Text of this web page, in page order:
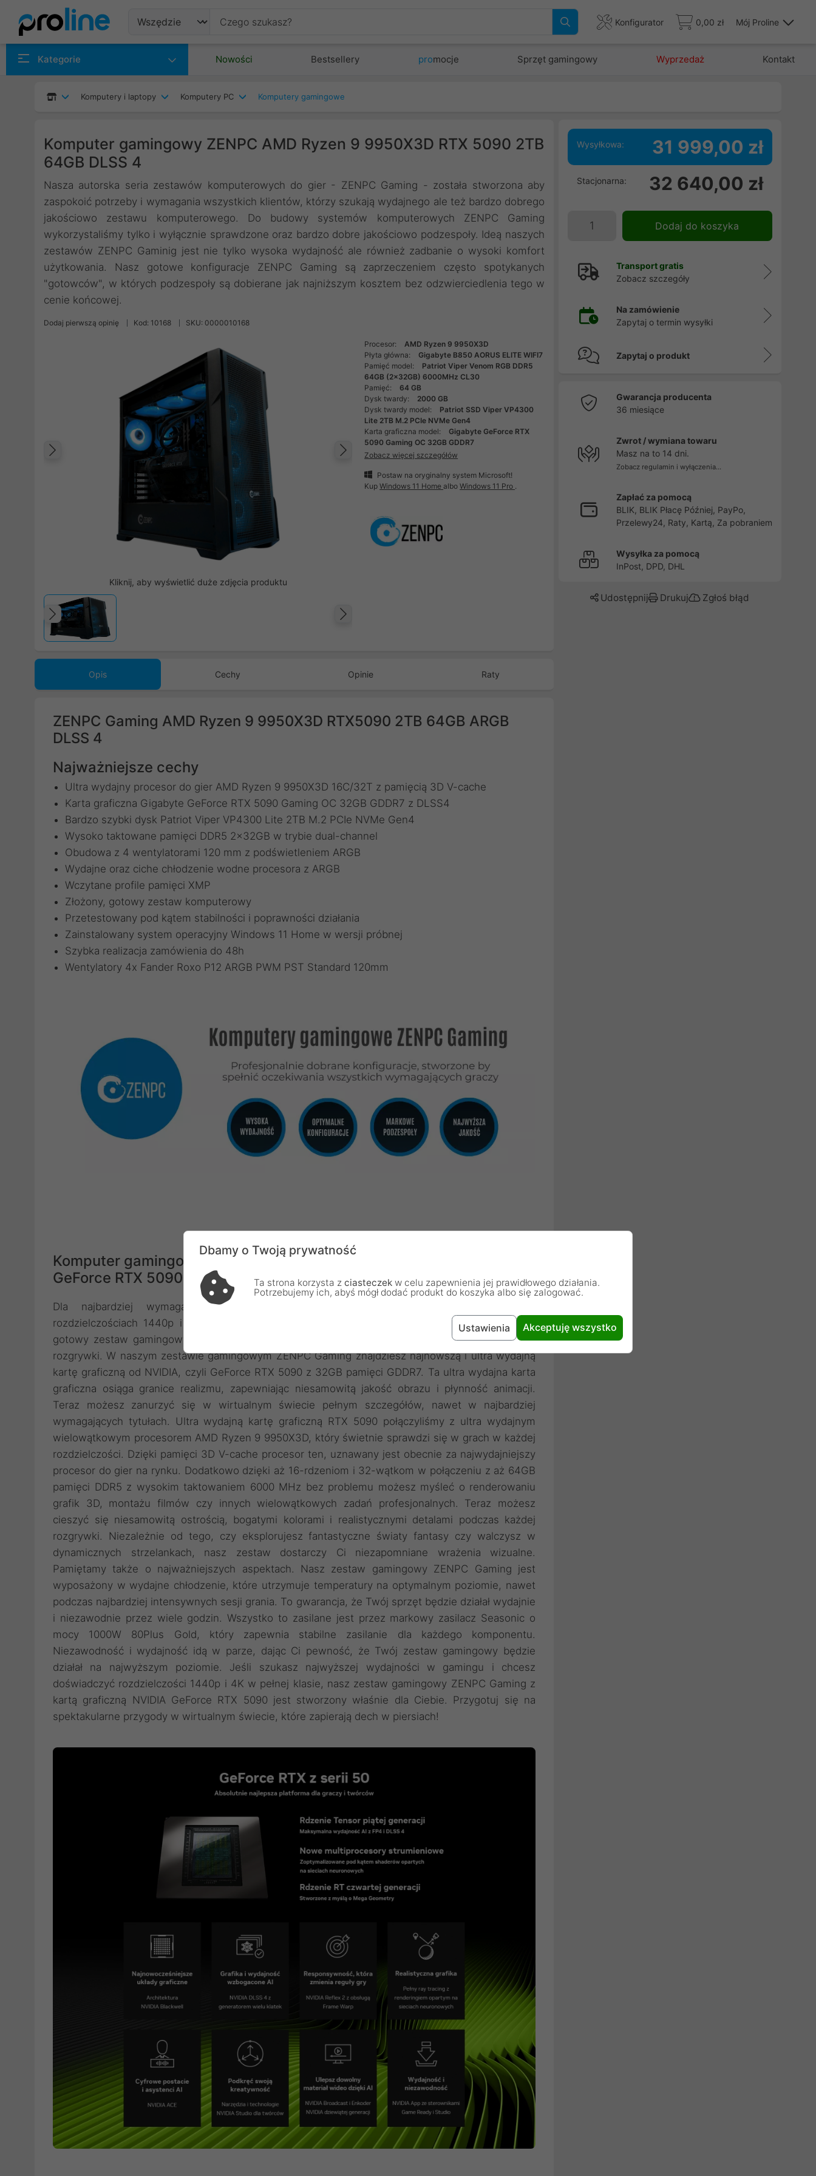
Konfigurator 0,00 zł Mój Proline
Kategorie Nowości Bestsellery promocje Sprzęt gamingowy Wyprzedaż Kontakt
Komputery i laptopy Komputery PC Komputery gamingowe
Komputer gamingowy ZENPC AMD Ryzen 9 9950X3D RTX 5090 2TB
64GB DLSS 4
Nasza autorska seria zestawów komputerowych do gier - ZENPC Gaming - została stworzona aby
zaspokoić potrzeby i wymagania wszystkich klientów, którzy szukają wydajnego ale też bardzo dobrego
jakościowo zestawu komputerowego. Do budowy systemów komputerowych ZENPC Gaming
wykorzystaliśmy tylko i wyłącznie sprawdzone oraz bardzo dobre jakościowo podzespoły. Ideą naszych
zestawów ZENPC Gaminig jest nie tylko wysoka wydajność ale również zadbanie o wysoki komfort
użytkowania. Nasz gotowe konfiguracje ZENPC Gaming są zaprzeczeniem często spotykanych
"gotowców", w których podzespoły są dobierane jak najniższym kosztem bez odzwierciedlenia tego w
cenie końcowej.
Dodaj pierwszą opinię Kod: 10168 SKU: 0000010168
Następny
Poprzedni
Kliknij, aby wyświetlić duże zdjęcia produktu
Poprzedni
Procesor:
AMD Ryzen 9 9950X3D
Płyta główna:
Gigabyte B850 AORUS ELITE WIFI7
Pamięć model:
Patriot Viper Venom RGB DDR5
64GB (2x32GB) 6000MHz CL30
Pamięć:
64 GB
Dysk twardy:
2000 GB
Dysk twardy model:
Patriot SSD Viper VP4300
Lite 2TB M.2 PCIe NVMe Gen4
Karta graficzna model:
Gigabyte GeForce RTX
5090 Gaming OC 32GB GDDR7
Zobacz więcej szczegółów
Postaw na oryginalny system Microsoft!
KupWindows 11 HomealboWindows 11 Pro .
Opis Cechy Opinie Raty
ZENPC Gaming AMD Ryzen 9 9950X3D RTX5090 2TB 64GB ARGB
DLSS 4
Najważniejsze cechy
Ultra wydajny procesor do gier AMD Ryzen 9 9950X3D 16C/32T z pamięcią 3D V-cache
Karta graficzna Gigabyte GeForce RTX 5090 Gaming OC 32GB GDDR7 z DLSS4
Bardzo szybki dysk Patriot Viper VP4300 Lite 2TB M.2 PCIe NVMe Gen4
Wysoko taktowane pamięci DDR5 2x32GB w trybie dual-channel
Obudowa z 4 wentylatorami 120 mm z podświetleniem ARGB
Wydajne oraz ciche chłodzenie wodne procesora z ARGB
Wczytane profile pamięci XMP
Złożony, gotowy zestaw komputerowy
Przetestowany pod kątem stabilności i poprawności działania
Zainstalowany system operacyjny Windows 11 Home w wersji próbnej
Szybka realizacja zamówienia do 48h
Wentylatory 4x Fander Roxo P12 ARGB PWM PST Standard 120mm
Komputer gamingowy ZENPC Gaming AMD Ryzen 9 9950X3D i
GeForce RTX 5090 z DLSS4
Dla najbardziej wymagających graczy, którzy poszukują niezrównanej wydajności w
rozdzielczościach 1440p i 4K, mamy przygotowany idealny zestaw gamingowy. Przedstawiamy
gotowy zestaw gamingowy ZENPC Gaming który dostarczy Ci niezapomniane doznania podczas
rozgrywki. W naszym zestawie gamingowym ZENPC Gaming znajdziesz najnowszą i ultra wydajną
kartę graficzną od NVIDIA, czyli GeForce RTX 5090 z 32GB pamięci GDDR7. Ta ultra wydajna karta
graficzna osiąga granice realizmu, zapewniając niesamowitą jakość obrazu i płynność animacji.
Teraz możesz zanurzyć się w wirtualnym świecie pełnym szczegółów, nawet w najbardziej
wymagających tytułach. Ultra wydajną kartę graficzną RTX 5090 połączyliśmy z ultra wydajnym
wielowątkowym procesorem AMD Ryzen 9 9950X3D, który świetnie sprawdzi się w grach w każdej
rozdzielczości. Dzięki pamięci 3D V-cache procesor ten, uznawany jest obecnie za najwydajniejszy
procesor do gier na rynku. Dodatkowo dzięki aż 16-rdzeniom i 32-wątkom w połączeniu z aż 64GB
pamięci DDR5 z wysokim taktowaniem 6000 MHz bez problemu możesz myśleć o renderowaniu
grafik 3D, montażu filmów czy innych wielowątkowych zadań profesjonalnych. Teraz możesz
cieszyć się niesamowitą ostrością, bogatymi kolorami i realistycznymi detalami podczas każdej
rozgrywki. Niezależnie od tego, czy eksplorujesz fantastyczne światy fantasy czy walczysz w
dynamicznych strzelankach, nasz zestaw dostarczy Ci niezapomniane wrażenia wizualne.
Pamiętamy także o najważniejszych aspektach. Nasz zestaw gamingowy ZENPC Gaming jest
wyposażony w wydajne chłodzenie, które utrzymuje temperatury na optymalnym poziomie, nawet
podczas najbardziej intensywnych sesji grania. To gwarancja, że Twój sprzęt będzie działał wydajnie
i niezawodnie przez wiele godzin. Wszystko to zasilane jest przez markowy zasilacz Seasonic o
mocy 1000W 80Plus Gold, który zapewnia stabilne zasilanie dla każdego komponentu.
Niezawodność i wydajność idą w parze, dając Ci pewność, że Twój zestaw gamingowy będzie
działał na najwyższym poziomie. Jeśli szukasz najwyższej wydajności w gamingu i chcesz
doświadczyć rozdzielczości 1440p i 4K w pełnej klasie, nasz zestaw gamingowy ZENPC Gaming z
kartą graficzną NVIDIA GeForce RTX 5090 jest stworzony właśnie dla Ciebie. Przygotuj się na
spektakularne przygody w wirtualnym świecie, które zapierają dech w piersiach!
Wysyłkowa: 31 999,00 zł
Stacjonarna: 32 640,00 zł
Dodaj do koszyka
Transport gratis
Zobacz szczegóły
Na zamówienie
Zapytaj o termin wysyłki
Zapytaj o produkt
Gwarancja producenta
36 miesiące
Zwrot / wymiana towaru
Masz na to 14 dni.
Zobacz regulamin i wyłączenia...
Zapłać za pomocą
BLIK, BLIK Płacę Później, PayPo,
Przelewy24, Raty, Kartą, Za pobraniem
Wysyłka za pomocą
InPost, DPD, DHL
Udostępnij Drukuj Zgłoś błąd
Dbamy o Twoją prywatność
Ta strona korzysta z ciasteczek w celu zapewnienia jej prawidłowego działania.
Potrzebujemy ich, abyś mógł dodać produkt do koszyka albo się zalogować.
Ustawienia Akceptuję wszystko